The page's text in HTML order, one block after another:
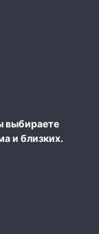
выбираете
и близких.